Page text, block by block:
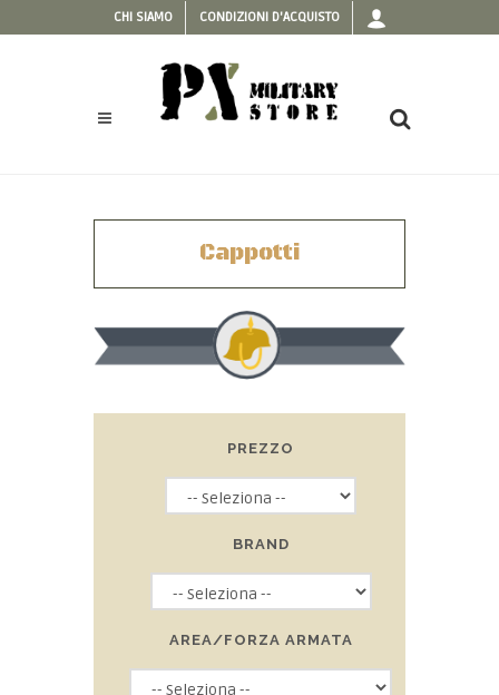
CHI SIAMO CONDIZIONI D'ACQUISTO
Cappotti
PREZZO
BRAND
AREA/FORZA ARMATA